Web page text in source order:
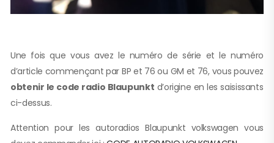
Une fois que vous avez le numéro de série et le numéro
d’article commençant par BP et 76 ou GM et 76, vous pouvez
obtenir le code radio Blaupunkt d’origine en les saisissants
ci-dessus.
Attention pour les autoradios Blaupunkt volkswagen vous